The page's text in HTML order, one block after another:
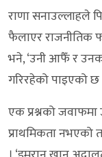
राणा सनाउल्लाहले
फैलाएर राजनीतिक
भने, ‘उनी आफैँ र
गरिरहेको पाइएको छ
एक प्रश्नको
प्राथमिकता नभएको